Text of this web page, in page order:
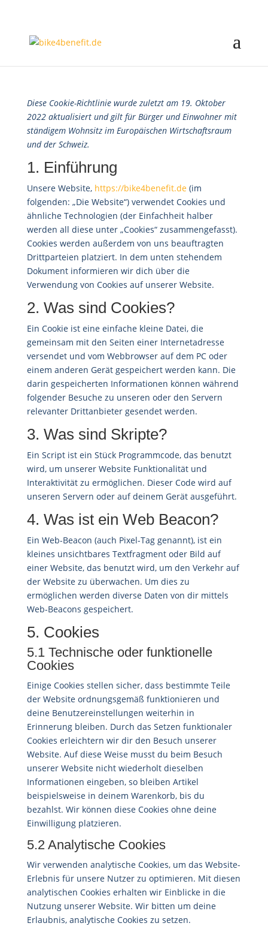
Diese Cookie-Richtlinie wurde zuletzt am 19. Oktober
2022 aktualisiert und gilt für Bürger und Einwohner mit
ständigem Wohnsitz im Europäischen Wirtschaftsraum
und der Schweiz.
1. Einführung
Unsere Website, https://bike4benefit.de(im
folgenden: „Die Website“) verwendet Cookies und
ähnliche Technologien (der Einfachheit halber
werden all diese unter „Cookies“ zusammengefasst).
Cookies werden außerdem von uns beauftragten
Drittparteien platziert. In dem unten stehendem
Dokument informieren wir dich über die
Verwendung von Cookies auf unserer Website.
2. Was sind Cookies?
Ein Cookie ist eine einfache kleine Datei, die
gemeinsam mit den Seiten einer Internetadresse
versendet und vom Webbrowser auf dem PC oder
einem anderen Gerät gespeichert werden kann. Die
darin gespeicherten Informationen können während
folgender Besuche zu unseren oder den Servern
relevanter Drittanbieter gesendet werden.
3. Was sind Skripte?
Ein Script ist ein Stück Programmcode, das benutzt
wird, um unserer Website Funktionalität und
Interaktivität zu ermöglichen. Dieser Code wird auf
unseren Servern oder auf deinem Gerät ausgeführt.
4. Was ist ein Web Beacon?
Ein Web-Beacon (auch Pixel-Tag genannt), ist ein
kleines unsichtbares Textfragment oder Bild auf
einer Website, das benutzt wird, um den Verkehr auf
der Website zu überwachen. Um dies zu
ermöglichen werden diverse Daten von dir mittels
Web-Beacons gespeichert.
5. Cookies
5.1 Technische oder funktionelle
Cookies
Einige Cookies stellen sicher, dass bestimmte Teile
der Website ordnungsgemäß funktionieren und
deine Benutzereinstellungen weiterhin in
Erinnerung bleiben. Durch das Setzen funktionaler
Cookies erleichtern wir dir den Besuch unserer
Website. Auf diese Weise musst du beim Besuch
unserer Website nicht wiederholt dieselben
Informationen eingeben, so bleiben Artikel
beispielsweise in deinem Warenkorb, bis du
bezahlst. Wir können diese Cookies ohne deine
Einwilligung platzieren.
5.2 Analytische Cookies
Wir verwenden analytische Cookies, um das Website-
Erlebnis für unsere Nutzer zu optimieren. Mit diesen
analytischen Cookies erhalten wir Einblicke in die
Nutzung unserer Website. Wir bitten um deine
Erlaubnis, analytische Cookies zu setzen.